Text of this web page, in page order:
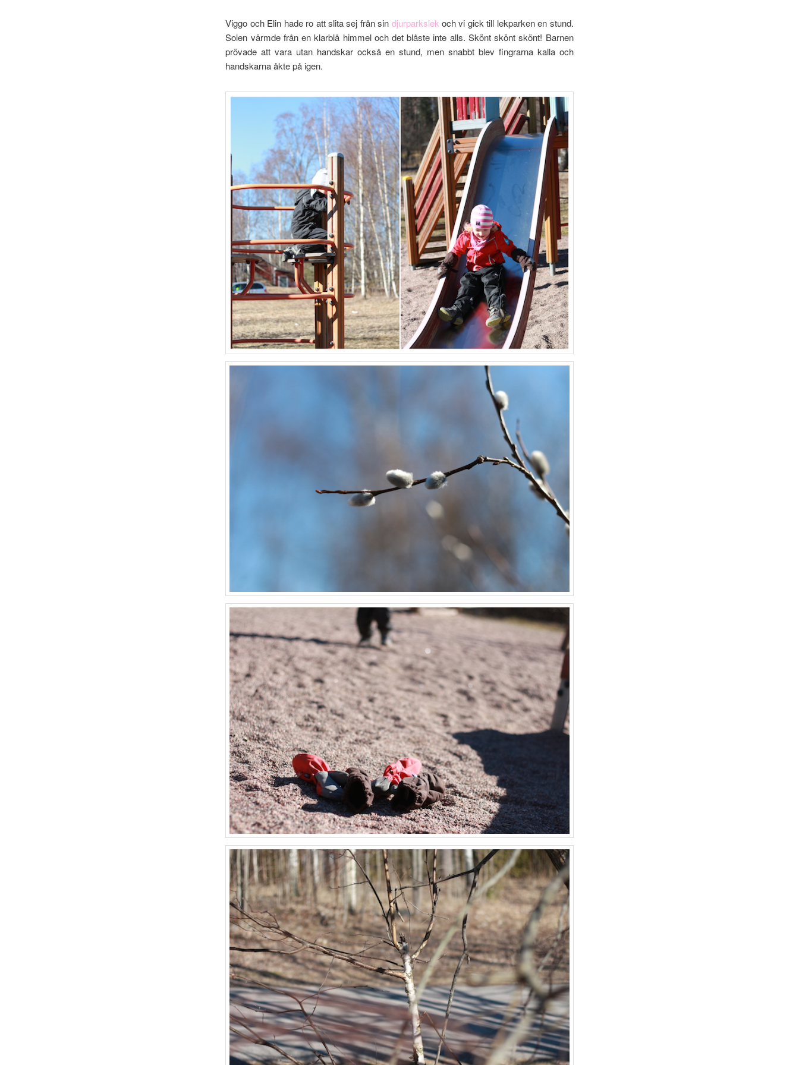
Viggo och Elin hade ro att slita sej från sin djurparkslek och vi gick till lekparken en stund.
Solen värmde från en klarblå himmel och det blåste inte alls. Skönt skönt skönt! Barnen
prövade att vara utan handskar också en stund, men snabbt blev fingrarna kalla och
handskarna åkte på igen.